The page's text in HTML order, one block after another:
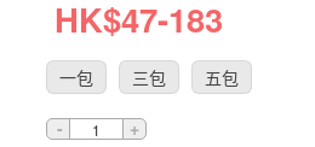
HK$47-183
一包 三包 五包